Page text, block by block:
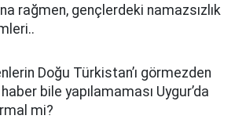
rağmen, gençlerdeki namazsızlık
Doğu Türkistan’ı görmezden
bile yapılamaması Uygur’da
mi?